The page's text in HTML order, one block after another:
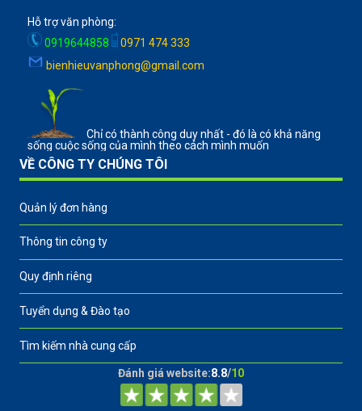
Hỗ trợ văn phòng:
0919644858
0971 474 333
bienhieuvanphong@gmail.com
Chỉ có thành công duy nhất - đó là có khả năng
sống cuộc sống của mình theo cách mình muốn
VỀ CÔNG TY CHÚNG TÔI
Quản lý đơn hàng
Thông tin công ty
Quy định riêng
Tuyển dụng & Đào tạo
Tìm kiếm nhà cung cấp
Đánh giá website:8.8/10